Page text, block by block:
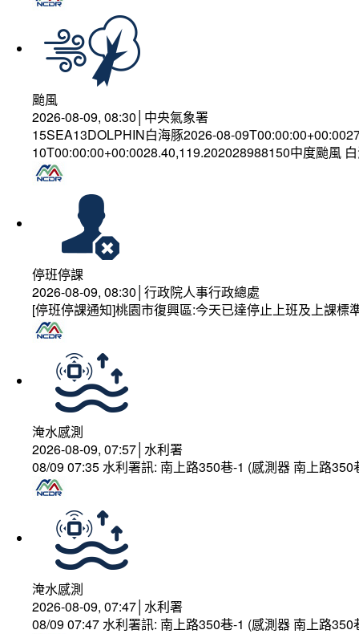
颱風
2026-08-09, 08:30│中央氣象署
15SEA13DOLPHIN白海豚2026-08-
10T00:00:00+00:0028.40,119.202028988150中度颱風
停班停課
2026-08-09, 08:30│行政院人事行政總處
[停班停課通知]桃園市復興區:今天已達停止上班及上課
淹水感測
2026-08-09, 07:57│水利署
08/09 07:35 水利署訊: 南上路350巷-1 (感測器 南上路
淹水感測
2026-08-09, 07:47│水利署
08/09 07:47 水利署訊: 南上路350巷-1 (感測器 南上路